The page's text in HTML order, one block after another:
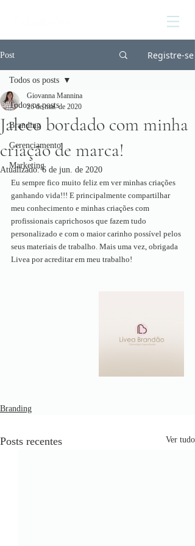
Post Registre-se
Todos os posts
Branding
Gerenciamento
Marketing
Todos os posts
Jaleco bordado com minha
criação de marca!
Giovanna Mannina
26 de mai. de 2020
Atualizado:6 de jun. de 2020
Eu sempre fico muito feliz em ver minhas criações
ganhando vida!!! E principalmente compartilhar
meu conhecimento e minhas criações com
profissionais caprichosos que fazem tudo
personalizado e com o maior carinho possível pelos
seus materiais de trabalho. Mais uma vez, obrigada
Livea por acreditar em meu trabalho!
Branding
Posts recentes Ver tudo